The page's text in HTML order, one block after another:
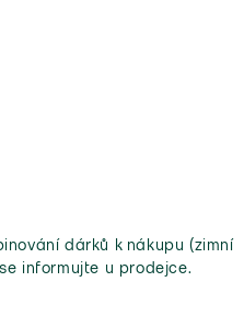
dárků k nákupu (zimní
informujte u prodejce.